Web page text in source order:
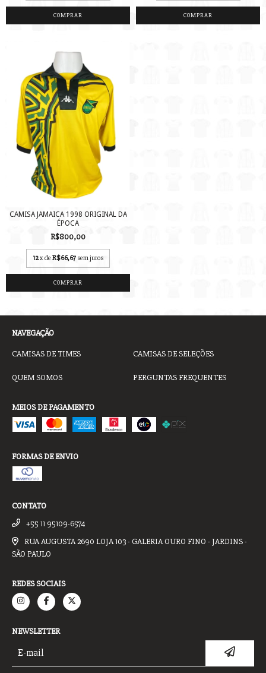
CAMISA JAMAICA 1998 ORIGINAL DA
ÉPOCA
R$800,00
12x de R$66,67 sem juros
COMPRAR
NAVEGAÇÃO
CAMISAS DE TIMES CAMISAS DE SELEÇÕES
QUEM SOMOS PERGUNTAS FREQUENTES
MEIOS DE PAGAMENTO
FORMAS DE ENVIO
CONTATO
+55 11 95109-6574
RUA AUGUSTA 2690 LOJA 103 - GALERIA OURO FINO - JARDINS -
SÃO PAULO
REDES SOCIAIS
NEWSLETTER